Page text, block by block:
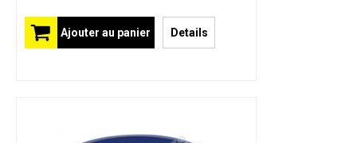
Ajouter au panier Details